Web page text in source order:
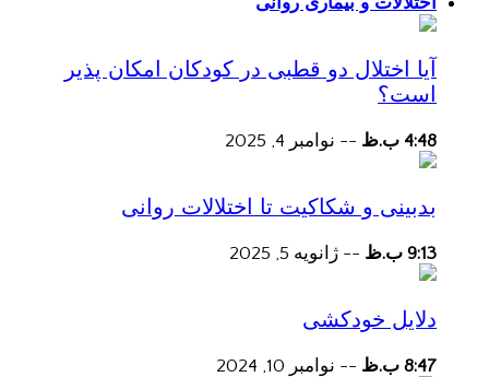
آیا اختلال دو قطبی در کودکان امکان پذیر
است؟
4:48 ب.ظ -- نوامبر 4, 2025
بدبینی و شکاکیت تا اختلالات روانی
9:13 ب.ظ -- ژانویه 5, 2025
دلایل خودکشی
8:47 ب.ظ -- نوامبر 10, 2024